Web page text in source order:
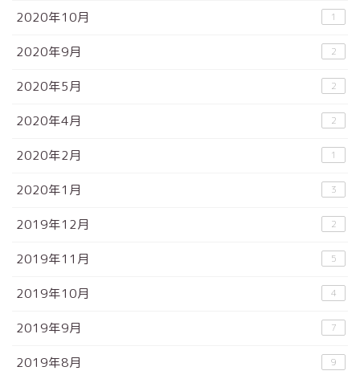
2020年10月 1
2020年9月 2
2020年5月 2
2020年4月 2
2020年2月 1
2020年1月 3
2019年12月 2
2019年11月 5
2019年10月 4
2019年9月 7
2019年8月 9